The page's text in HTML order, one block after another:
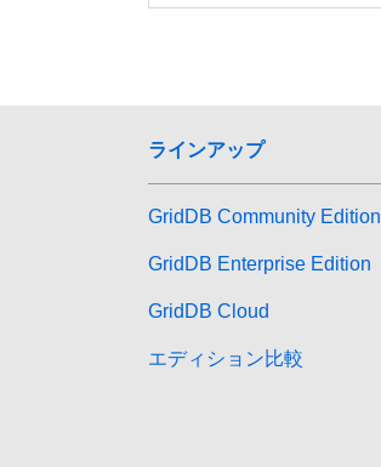
ラインアップ
GridDB Community Edition
GridDB Enterprise Edition
GridDB Cloud
エディション比較